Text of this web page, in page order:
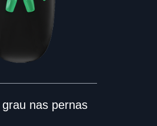
nas pernas